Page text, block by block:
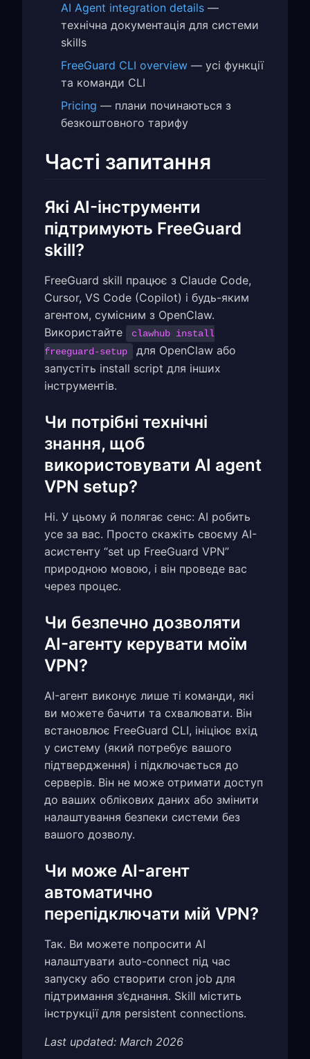
AI Agent integration details —
технічна документація для системи
skills
FreeGuard CLI overview — усі функції
та команди CLI
Pricing — плани починаються з
безкоштовного тарифу
Часті запитання
Які AI-інструменти
підтримують FreeGuard
skill?
FreeGuard skill працює з Claude Code,
Cursor, VS Code (Copilot) і будь-яким
агентом, сумісним з OpenClaw.
Використайте
clawhub install
freeguard-setup
для OpenClaw або
запустіть install script для інших
інструментів.
Чи потрібні технічні
знання, щоб
використовувати AI agent
VPN setup?
Ні. У цьому й полягає сенс: AI робить
усе за вас. Просто скажіть своєму AI-
асистенту “set up FreeGuard VPN”
природною мовою, і він проведе вас
через процес.
Чи безпечно дозволяти
AI-агенту керувати моїм
VPN?
AI-агент виконує лише ті команди, які
ви можете бачити та схвалювати. Він
встановлює FreeGuard CLI, ініціює вхід
у систему (який потребує вашого
підтвердження) і підключається до
серверів. Він не може отримати доступ
до ваших облікових даних або змінити
налаштування безпеки системи без
вашого дозволу.
Чи може AI-агент
автоматично
перепідключати мій VPN?
Так. Ви можете попросити AI
налаштувати auto-connect під час
запуску або створити cron job для
підтримання з’єднання. Skill містить
інструкції для persistent connections.
Last updated: March 2026